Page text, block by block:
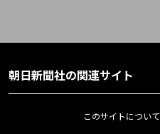
朝日新聞社の関連サイト
このサイトについて